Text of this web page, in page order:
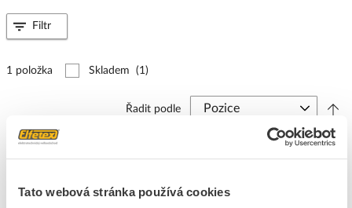
Tato webová stránka používá cookies
1 položka Skladem (1)
Řadit podle
KAISER Šablona 1190-65 vrtací
EAN
4013456442009
Filtr